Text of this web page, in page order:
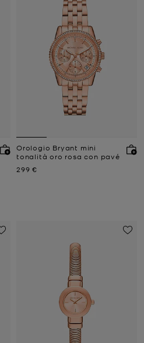
Orologio Bryant mini
tonalità oro rosa con pavé
Prezzo attuale
299 €